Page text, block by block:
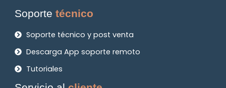
Soportetécnico
Soporte técnico y post venta
Descarga App soporte remoto
Tutoriales